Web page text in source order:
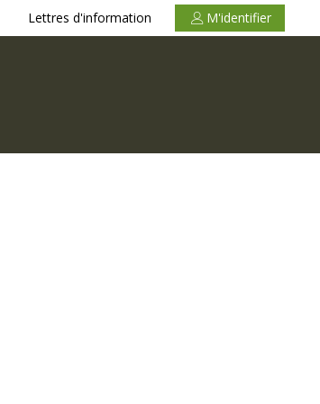
Lettres d'information M'identifier